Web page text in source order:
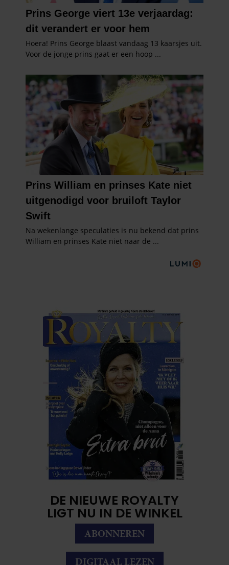
DE NIEUWE ROYALTY
LIGT NU IN DE WINKEL
ABONNEREN
DIGITAAL LEZEN